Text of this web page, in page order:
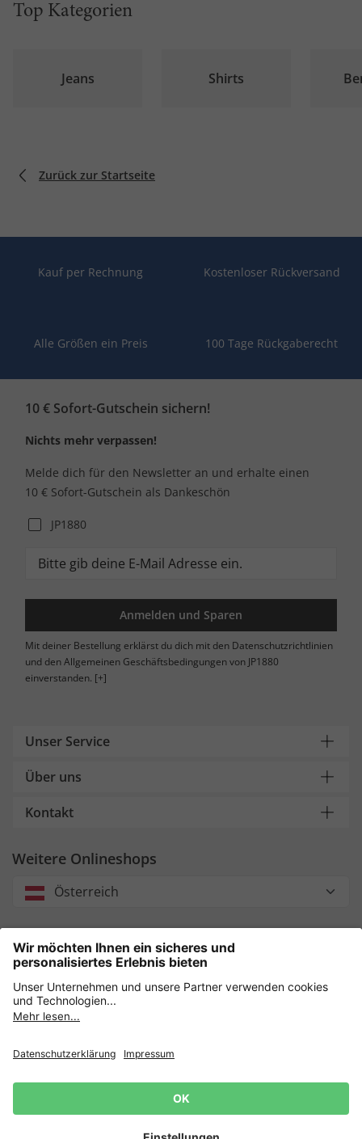
Top Kategorien
Jeans Shirts
Zurück zur Startseite
Kauf per Rechnung Kostenloser Rückversand
Alle Größen ein Preis 100 Tage Rückgaberecht
10 € Sofort-Gutschein sichern!
Nichts mehr verpassen!
Melde dich für den Newsletter an und erhalte einen
10 € Sofort-Gutschein als Dankeschön
JP1880
Anmelden und Sparen
Mit deiner Bestellung erklärst du dich mit den Datenschutzrichtlinien
und den Allgemeinen Geschäftsbedingungen von JP1880
einverstanden. [+]
Unser Service
Über uns
Kontakt
Weitere Onlineshops
Österreich
Unsere Zahlungsarten
Sicher einkaufen mit
Datenschutz AGB Impressum Widerruf erklären